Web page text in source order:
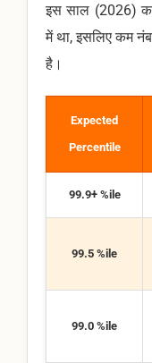
इस साल (2026)
में था, इसलिए कम
है।
Expected
Percentile
99.9+ %ile
99.5 %ile
99.0 %ile